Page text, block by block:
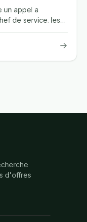
un appel a
de service. les
→
d'offres